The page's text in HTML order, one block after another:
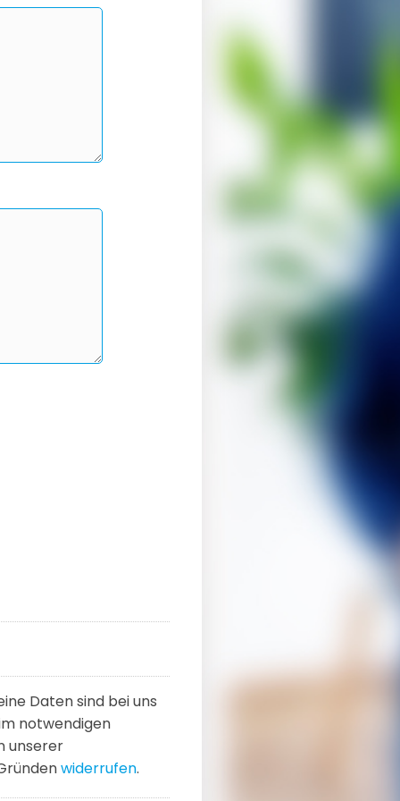
Daten sind bei uns
notwendigen
unserer
widerrufen.